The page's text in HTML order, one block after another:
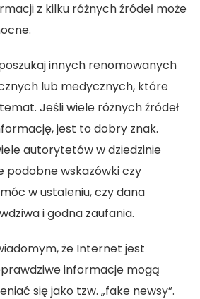
z kilku różnych źródeł może
innych renomowanych
lub medycznych, które
Jeśli wiele różnych źródeł
jest to dobry znak.
autorytetów w dziedzinie
podobne wskazówki czy
w ustaleniu, czy dana
i godna zaufania.
że Internet jest
informacje mogą
się jako tzw. „fake newsy”.